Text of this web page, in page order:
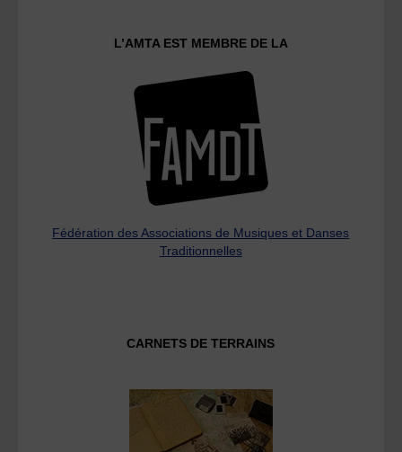
L’AMTA EST MEMBRE DE LA
Fédération des Associations de Musiques et Danses
Traditionnelles
CARNETS DE TERRAINS